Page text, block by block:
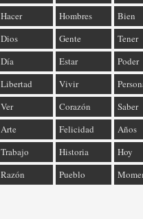
Hacer Hombres
Bien
Dios Gente
Tener
Día Estar
Poder
Libertad Vivir
Ver Corazón
Saber
Arte Felicidad
Años
Trabajo Historia
Hoy
Razón Pueblo